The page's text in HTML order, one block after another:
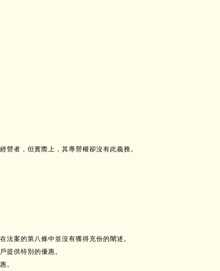
者，但實際上，其專營權卻沒有此義務。
案的第八條中並沒有獲得充份的闡述。
提供特別的優惠。
。